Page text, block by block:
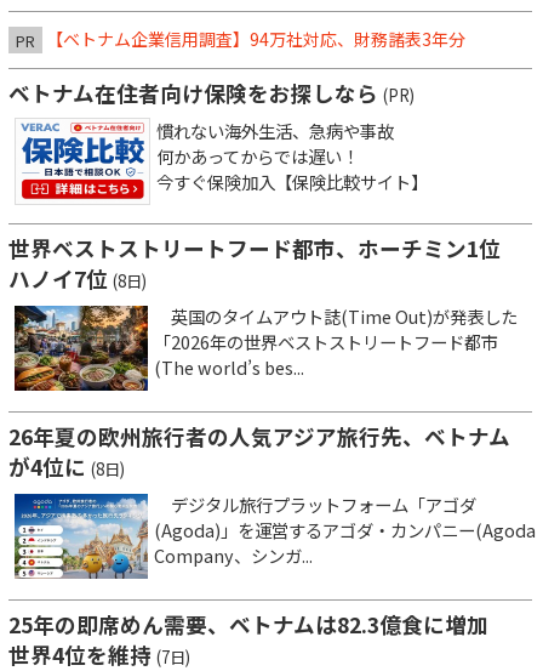
PR 【ベトナム企業信用調査】94万社対応、財務諸表3年分
ベトナム在住者向け保険をお探しなら (PR)
慣れない海外生活、急病や事故
何かあってからでは遅い！
今すぐ保険加入【保険比較サイト】
世界ベストストリートフード都市、ホーチミン1位
ハノイ7位 (8日)
英国のタイムアウト誌(Time Out)が発表した
「2026年の世界ベストストリートフード都市
(The world’s bes...
26年夏の欧州旅行者の人気アジア旅行先、ベトナム
が4位に (8日)
デジタル旅行プラットフォーム「アゴダ
(Agoda)」を運営するアゴダ・カンパニー(Agoda
Company、シンガ...
25年の即席めん需要、ベトナムは82.3億食に増加
世界4位を維持 (7日)